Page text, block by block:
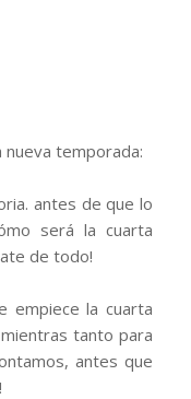
temporada:
antes de que lo
será la cuarta
de todo!
empiece la cuarta
tanto para
antes que